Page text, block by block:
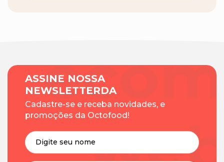
ASSINE NOSSA
NEWSLETTERDA
Cadastre-se e receba novidades, e
promoções da Octofood!